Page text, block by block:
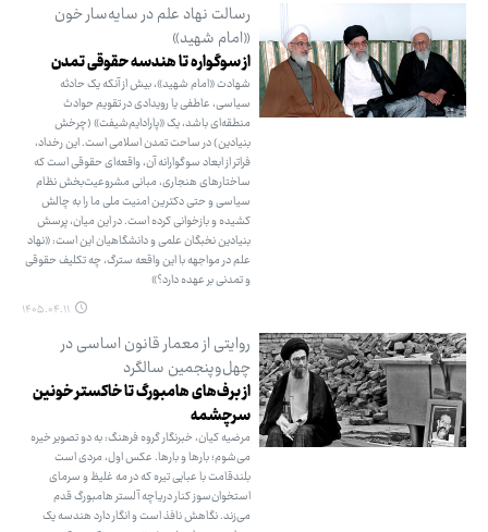
رسالت نهاد علم در سایه‌سار خون
«امام شهید»
از سوگواره تا هندسه حقوقی تمدن
شهادت «امام شهید»، بیش از آنکه یک حادثه
سیاسی، عاطفی یا رویدادی در تقویم حوادث
منطقه‌ای باشد، یک «پارادایم‌شیفت» (چرخش
بنیادین) در ساحت تمدن اسلامی است. این رخداد،
فراتر از ابعاد سوگوارانه آن، واقعه‌ای حقوقی است که
ساختارهای هنجاری، مبانی مشروعیت‌بخش نظام
سیاسی و حتی دکترین امنیت ملی ما را به چالش
کشیده و بازخوانی کرده است. در این میان، پرسش
بنیادین نخبگان علمی و دانشگاهیان این است: «نهاد
علم در مواجهه با این واقعه سترگ، چه تکلیف حقوقی
و تمدنی بر عهده دارد؟»
۱۴۰۵.۰۴.۱۱
روایتی از معمار قانون اساسی در
چهل‌وپنجمین سالگرد
از برف‌های هامبورگ تا خاکستر خونین
سرچشمه
مرضیه کیان، خبرنگار گروه فرهنگ: به دو تصویر خیره
می‌شوم؛ بارها و بارها. عکس اول، مردی است
بلندقامت با عبایی تیره که در مه غلیظ و سرمای
استخوان‌سوز کنار دریاچه آلستر هامبورگ قدم
می‌زند. نگاهش نافذ است و انگار دارد هندسه یک